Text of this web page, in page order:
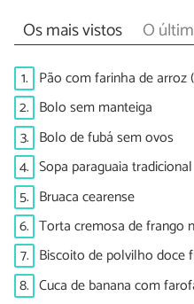
Os mais vistos O
1. Pão com farinha de arroz
2. Bolo sem manteiga
3. Bolo de fubá sem ovos
4. Sopa paraguaia tradicional
5. Bruaca cearense
6. Torta cremosa de frango
7. Biscoito de polvilho doce
8. Cuca de banana com